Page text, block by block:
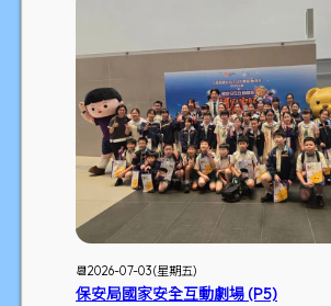
📆2026-07-03 (星期五)
保安局國家安全互動劇場 (P5)